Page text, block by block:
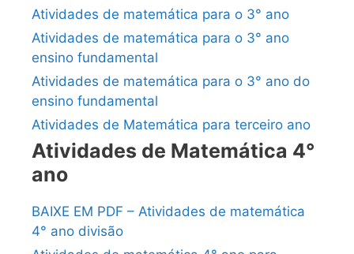
Atividades de matemática para o 3° ano
Atividades de matemática para o 3° ano
ensino fundamental
Atividades de matemática para o 3° ano do
ensino fundamental
Atividades de Matemática para terceiro ano
Atividades de Matemática 4°
ano
BAIXE EM PDF – Atividades de matemática
4° ano divisão